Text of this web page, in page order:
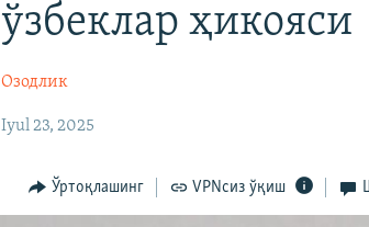
ўзбеклар ҳикояси
Озодлик
Iyul 23, 2025
Ўртоқлашинг VPNсиз ўқиш